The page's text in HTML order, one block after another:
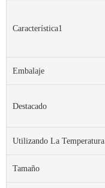
Característica1
Embalaje
Destacado
Utilizando La Temperatura
Tamaño